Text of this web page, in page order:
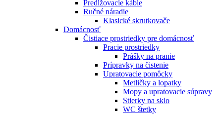
Predlžovacie káble
Ručné náradie
Klasické skrutkovače
Domácnosť
Čistiace prostriedky pre domácnosť
Pracie prostriedky
Prášky na pranie
Prípravky na čistenie
Upratovacie pomôcky
Metličky a lopatky
Mopy a upratovacie súpravy
Stierky na sklo
WC štetky